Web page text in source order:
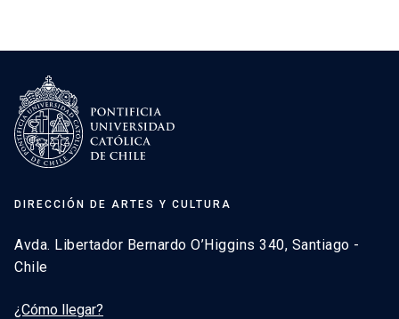
DIRECCIÓN DE ARTES Y CULTURA
Avda. Libertador Bernardo O’Higgins 340, Santiago -
Chile
¿Cómo llegar?